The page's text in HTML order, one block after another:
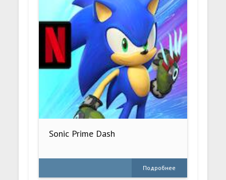
Sonic Prime Dash
Подробнее